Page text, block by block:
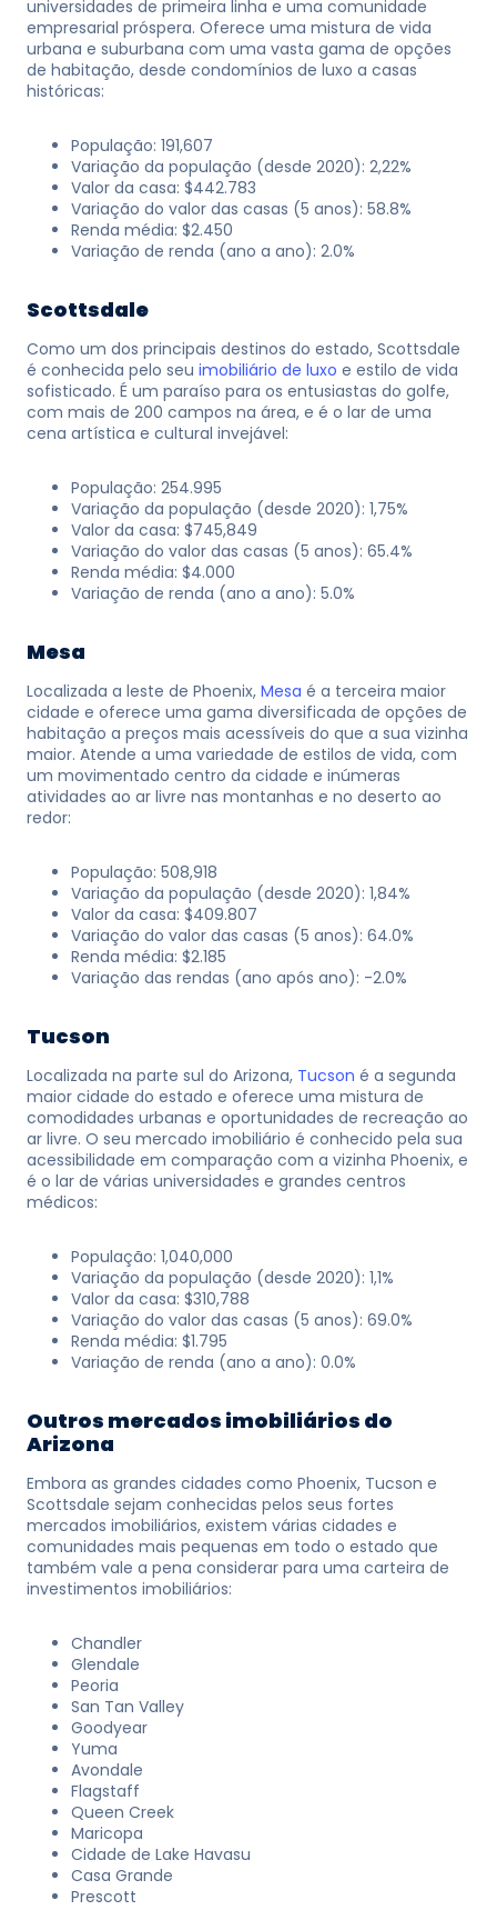
universidades de primeira linha e uma comunidade
empresarial próspera. Oferece uma mistura de vida
urbana e suburbana com uma vasta gama de opções
de habitação, desde condomínios de luxo a casas
históricas:
População: 191,607
Variação da população (desde 2020): 2,22%
Valor da casa: $442.783
Variação do valor das casas (5 anos): 58.8%
Renda média: $2.450
Variação de renda (ano a ano): 2.0%
Scottsdale
Como um dos principais destinos do estado, Scottsdale
é conhecida pelo seu imobiliário de luxo e estilo de vida
sofisticado. É um paraíso para os entusiastas do golfe,
com mais de 200 campos na área, e é o lar de uma
cena artística e cultural invejável:
População: 254.995
Variação da população (desde 2020): 1,75%
Valor da casa: $745,849
Variação do valor das casas (5 anos): 65.4%
Renda média: $4.000
Variação de renda (ano a ano): 5.0%
Mesa
Localizada a leste de Phoenix, Mesa é a terceira maior
cidade e oferece uma gama diversificada de opções de
habitação a preços mais acessíveis do que a sua vizinha
maior. Atende a uma variedade de estilos de vida, com
um movimentado centro da cidade e inúmeras
atividades ao ar livre nas montanhas e no deserto ao
redor:
População: 508,918
Variação da população (desde 2020): 1,84%
Valor da casa: $409.807
Variação do valor das casas (5 anos): 64.0%
Renda média: $2.185
Variação das rendas (ano após ano): -2.0%
Tucson
Localizada na parte sul do Arizona, Tucson é a segunda
maior cidade do estado e oferece uma mistura de
comodidades urbanas e oportunidades de recreação ao
ar livre. O seu mercado imobiliário é conhecido pela sua
acessibilidade em comparação com a vizinha Phoenix, e
é o lar de várias universidades e grandes centros
médicos:
População: 1,040,000
Variação da população (desde 2020): 1,1%
Valor da casa: $310,788
Variação do valor das casas (5 anos): 69.0%
Renda média: $1.795
Variação de renda (ano a ano): 0.0%
Outros mercados imobiliários do
Arizona
Embora as grandes cidades como Phoenix, Tucson e
Scottsdale sejam conhecidas pelos seus fortes
mercados imobiliários, existem várias cidades e
comunidades mais pequenas em todo o estado que
também vale a pena considerar para uma carteira de
investimentos imobiliários:
Chandler
Glendale
Peoria
San Tan Valley
Goodyear
Yuma
Avondale
Flagstaff
Queen Creek
Maricopa
Cidade de Lake Havasu
Casa Grande
Prescott